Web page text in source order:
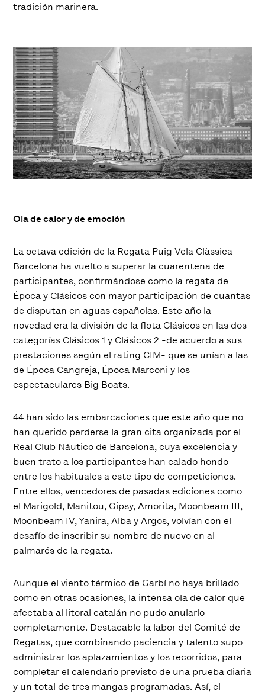
tradición marinera.
Ola de calor y de emoción
La octava edición de la Regata Puig Vela Clàssica
Barcelona ha vuelto a superar la cuarentena de
participantes, confirmándose como la regata de
Época y Clásicos con mayor participación de cuantas
de disputan en aguas españolas. Este año la
novedad era la división de la flota Clásicos en las dos
categorías Clásicos 1 y Clásicos 2 -de acuerdo a sus
prestaciones según el rating CIM- que se unían a las
de Época Cangreja, Época Marconi y los
espectaculares Big Boats.
44 han sido las embarcaciones que este año que no
han querido perderse la gran cita organizada por el
Real Club Náutico de Barcelona, cuya excelencia y
buen trato a los participantes han calado hondo
entre los habituales a este tipo de competiciones.
Entre ellos, vencedores de pasadas ediciones como
el Marigold, Manitou, Gipsy, Amorita, Moonbeam III,
Moonbeam IV, Yanira, Alba y Argos, volvían con el
desafío de inscribir su nombre de nuevo en al
palmarés de la regata.
Aunque el viento térmico de Garbí no haya brillado
como en otras ocasiones, la intensa ola de calor que
afectaba al litoral catalán no pudo anularlo
completamente. Destacable la labor del Comité de
Regatas, que combinando paciencia y talento supo
administrar los aplazamientos y los recorridos, para
completar el calendario previsto de una prueba diaria
y un total de tres mangas programadas. Así, el